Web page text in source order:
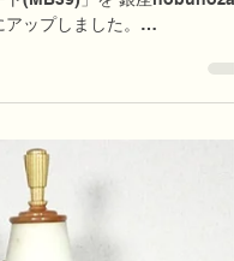
のホームページ
。 昨日、先日入荷しました
product-
覧ください。 今週の木曜日まで